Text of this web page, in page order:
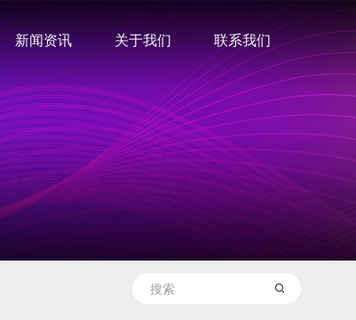
新闻资讯 关于我们 联系我们